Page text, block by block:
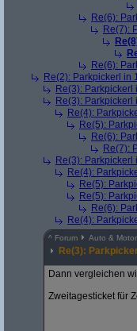
Re(6):
Re(7):
Re(6):
Re(2): Parkpickerl in
Re(3): Parkpickerl
Re(3): Parkpickerl
Re(4):
Re(5):
Re(6):
Re(7):
Re(3): Parkpickerl
Re(4):
Re(5):
Re(5):
Re(6):
Re(4):
^ Forum Auto &
Re(3):
Dann vergleichen
Zweitagesticket für